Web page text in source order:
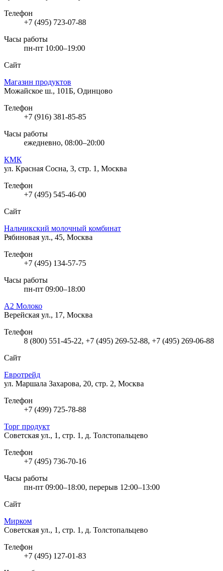
Телефон
+7 (495) 723-07-88
Часы работы
пн-пт 10:00–19:00
Сайт
Магазин продуктов
Можайское ш., 101Б, Одинцово
Телефон
+7 (916) 381-85-85
Часы работы
ежедневно, 08:00–20:00
КМК
ул. Красная Сосна, 3, стр. 1, Москва
Телефон
+7 (495) 545-46-00
Сайт
Нальчикский молочный комбинат
Рябиновая ул., 45, Москва
Телефон
+7 (495) 134-57-75
Часы работы
пн-пт 09:00–18:00
А2 Молоко
Верейская ул., 17, Москва
Телефон
8 (800) 551-45-22, +7 (495) 269-52-88, +7 (495) 269-06-88
Сайт
Евротрейд
ул. Маршала Захарова, 20, стр. 2, Москва
Телефон
+7 (499) 725-78-88
Торг продукт
Советская ул., 1, стр. 1, д. Толстопальцево
Телефон
+7 (495) 736-70-16
Часы работы
пн-пт 09:00–18:00, перерыв 12:00–13:00
Сайт
Мирком
Советская ул., 1, стр. 1, д. Толстопальцево
Телефон
+7 (495) 127-01-83